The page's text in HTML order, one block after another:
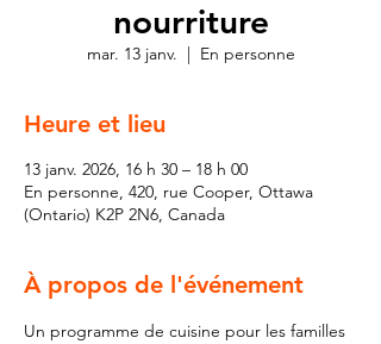
nourriture
mar. 13 janv.
  |
En personne
Heure et lieu
13 janv. 2026, 16 h 30 – 18 h 00
En personne, 420, rue Cooper, Ottawa
(Ontario) K2P 2N6, Canada
À propos de l'événement
Un programme de cuisine pour les familles